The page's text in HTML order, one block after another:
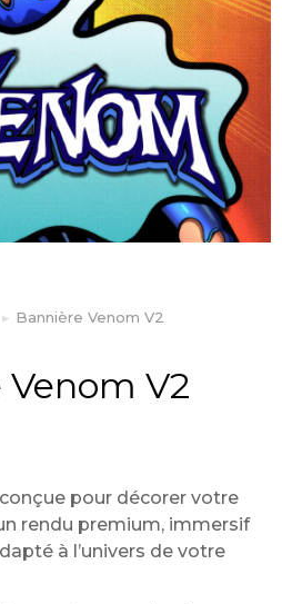
Bannière Venom V2
V2
conçue pour décorer votre
rendu premium, immersif
à l’univers de votre